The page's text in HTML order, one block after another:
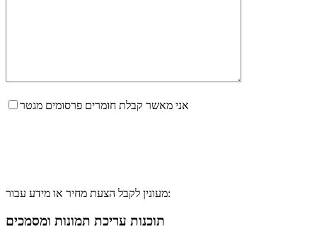
אני מאשר קבלת חומרים פרסומים מגטר
מעונין לקבל הצעת מחיר או מידע עבור:
תוכנות עריכת תמונות ומסמכים